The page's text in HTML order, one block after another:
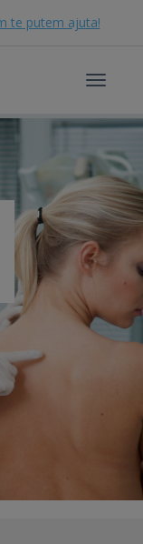
te putem ajuta!
Toggle